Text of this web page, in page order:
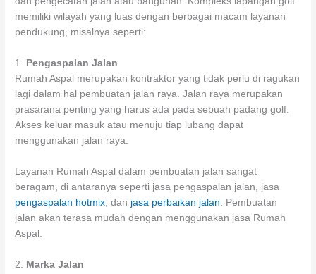
memiliki wilayah yang luas dengan berbagai macam layanan
pendukung, misalnya seperti:
1. Pengaspalan Jalan
Rumah Aspal merupakan kontraktor yang tidak perlu di ragukan
lagi dalam hal pembuatan jalan raya. Jalan raya merupakan
prasarana penting yang harus ada pada sebuah padang golf.
Akses keluar masuk atau menuju tiap lubang dapat
menggunakan jalan raya.
Layanan Rumah Aspal dalam pembuatan jalan sangat
beragam, di antaranya seperti jasa pengaspalan jalan, jasa
pengaspalan hotmix, dan jasa perbaikan jalan. Pembuatan
jalan akan terasa mudah dengan menggunakan jasa Rumah
Aspal.
2. Marka Jalan